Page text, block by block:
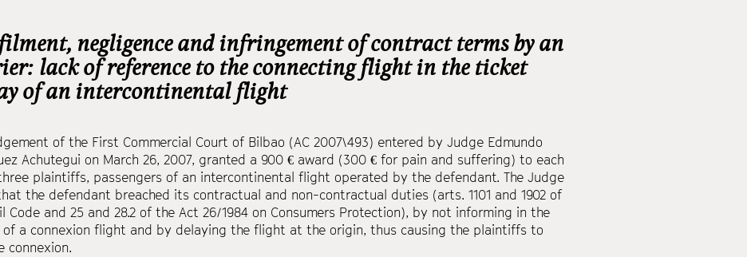
negligence and infringement of contract terms by an
lack of reference to the connecting flight in the ticket
of an intercontinental flight
of the First Commercial Court of Bilbao (AC 2007\493) entered by Judge Edmundo
Achutegui on March 26, 2007, granted a 900 € award (300 € for pain and suffering) to each
plaintiffs, passengers of an intercontinental flight operated by the defendant. The Judge
the defendant breached its contractual and non-contractual duties (arts. 1101 and 1902 of
Code and 25 and 28.2 of the Act 26/1984 on Consumers Protection), by not informing in the
a connexion flight and by delaying the flight at the origin, thus causing the plaintiffs to
connexion.